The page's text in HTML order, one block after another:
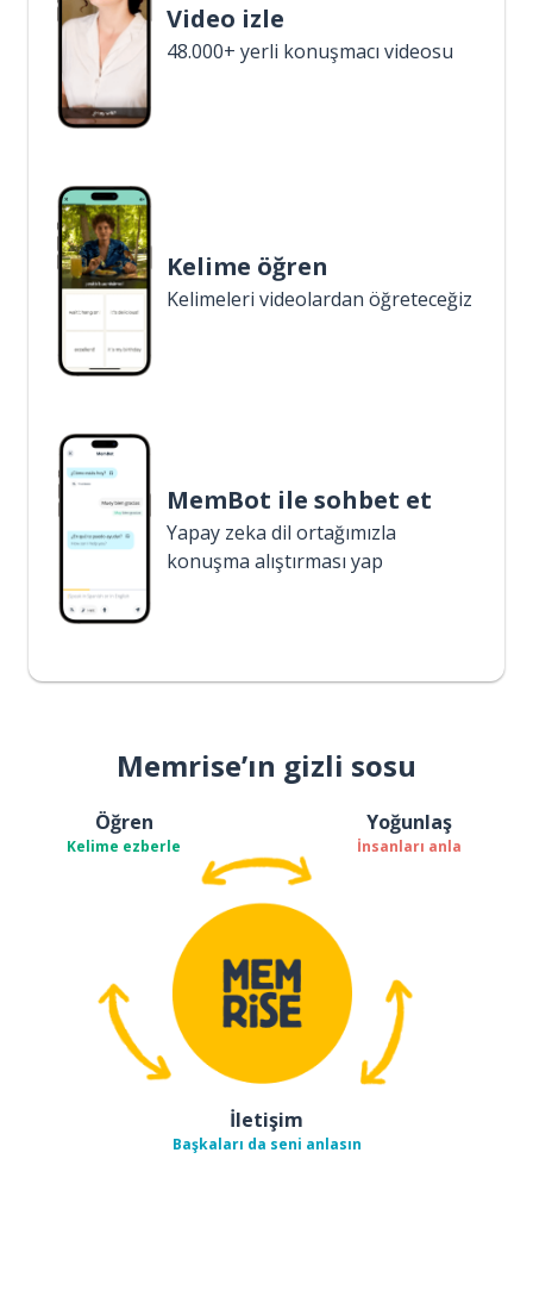
Video izle
48.000+ yerli konuşmacı videosu
Kelime öğren
Kelimeleri videolardan öğreteceğiz
MemBot ile sohbet et
Yapay zeka dil ortağımızla
konuşma alıştırması yap
Memrise’ın gizli sosu
Öğren
Kelime ezberle
Yoğunlaş
İnsanları anla
İletişim
Başkaları da seni anlasın